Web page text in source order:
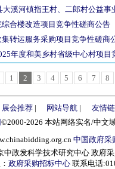
大溪河镇指王村、二郎村公益
合楼改造项目竞争性磋商公告
转运服务采购项目竞争性磋商
年度和美乡村省级中心村项目
1 2 3 4 5 6 7 8
展会推荐| 网站导航 |
友情
©2000-2026 本站网络实名/中文
中国政府采
中政发科学技术研究中心 政府
政府采购招标中心 联系电话